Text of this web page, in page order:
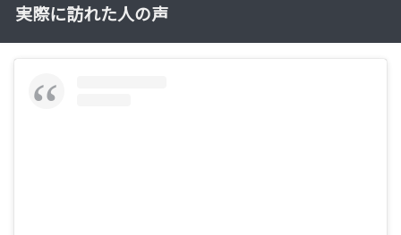
実際に訪れた人の声